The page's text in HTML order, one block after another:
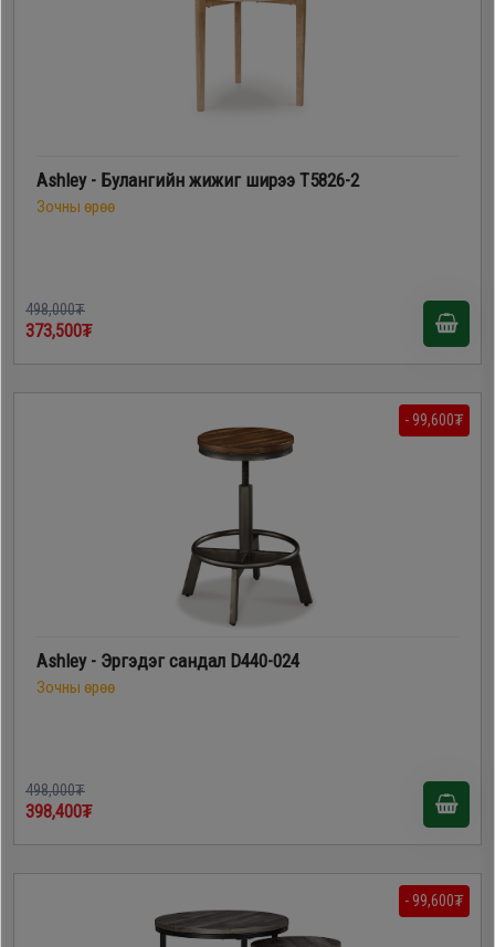
Ashley - Булангийн жижиг ширээ T5826-2
Зочны өрөө
498,000₮
373,500₮
- 99,600₮
Ashley - Эргэдэг сандал D440-024
Зочны өрөө
498,000₮
398,400₮
- 99,600₮